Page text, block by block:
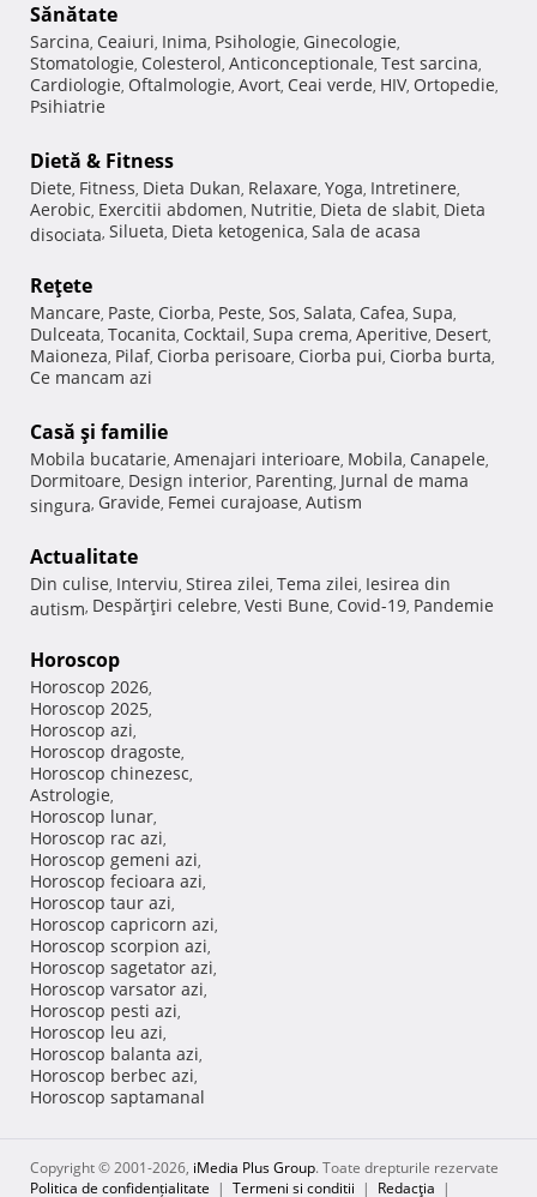
Sănătate
Sarcina, Ceaiuri, Inima, Psihologie, Ginecologie,
Stomatologie, Colesterol, Anticonceptionale, Test sarcina,
Cardiologie, Oftalmologie, Avort, Ceai verde, HIV, Ortopedie,
Psihiatrie
Dietă & Fitness
Diete, Fitness, Dieta Dukan, Relaxare, Yoga, Intretinere,
Aerobic, Exercitii abdomen, Nutritie, Dieta de slabit, Dieta
disociata, Silueta, Dieta ketogenica, Sala de acasa
Reţete
Mancare, Paste, Ciorba, Peste, Sos, Salata, Cafea, Supa,
Dulceata, Tocanita, Cocktail, Supa crema, Aperitive, Desert,
Maioneza, Pilaf, Ciorba perisoare, Ciorba pui, Ciorba burta,
Ce mancam azi
Casă şi familie
Mobila bucatarie, Amenajari interioare, Mobila, Canapele,
Dormitoare, Design interior, Parenting, Jurnal de mama
singura, Gravide, Femei curajoase, Autism
Actualitate
Din culise, Interviu, Stirea zilei, Tema zilei, Iesirea din
autism, Despărţiri celebre, Vesti Bune, Covid-19, Pandemie
Horoscop
Horoscop 2026,
Horoscop 2025,
Horoscop azi,
Horoscop dragoste,
Horoscop chinezesc,
Astrologie,
Horoscop lunar,
Horoscop rac azi,
Horoscop gemeni azi,
Horoscop fecioara azi,
Horoscop taur azi,
Horoscop capricorn azi,
Horoscop scorpion azi,
Horoscop sagetator azi,
Horoscop varsator azi,
Horoscop pesti azi,
Horoscop leu azi,
Horoscop balanta azi,
Horoscop berbec azi,
Horoscop saptamanal
Copyright © 2001-2026, iMedia Plus Group. Toate drepturile rezervate
Politica de confidențialitate | Termeni si conditii | Redacţia |